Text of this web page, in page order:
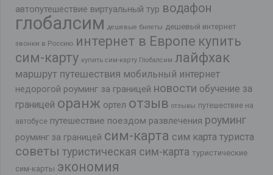
автопутешествие виртуальный тур водафон
глобалсим дешевые билеты дешевый интернет
звонки в Россию интернет в Европе купить
сим-карту купить сим-карту Глобалсим лайфхак
маршрут путешествия мобильный интернет
недорогой роуминг за границей новости обучение за
границей оранж ортел отзыв отзывы путешествие на
автобусе путешествие поездом развлечения роуминг
роуминг за границей сим-карта сим карта туриста
советы туристическая сим-карта туристические
сим-карты экономия